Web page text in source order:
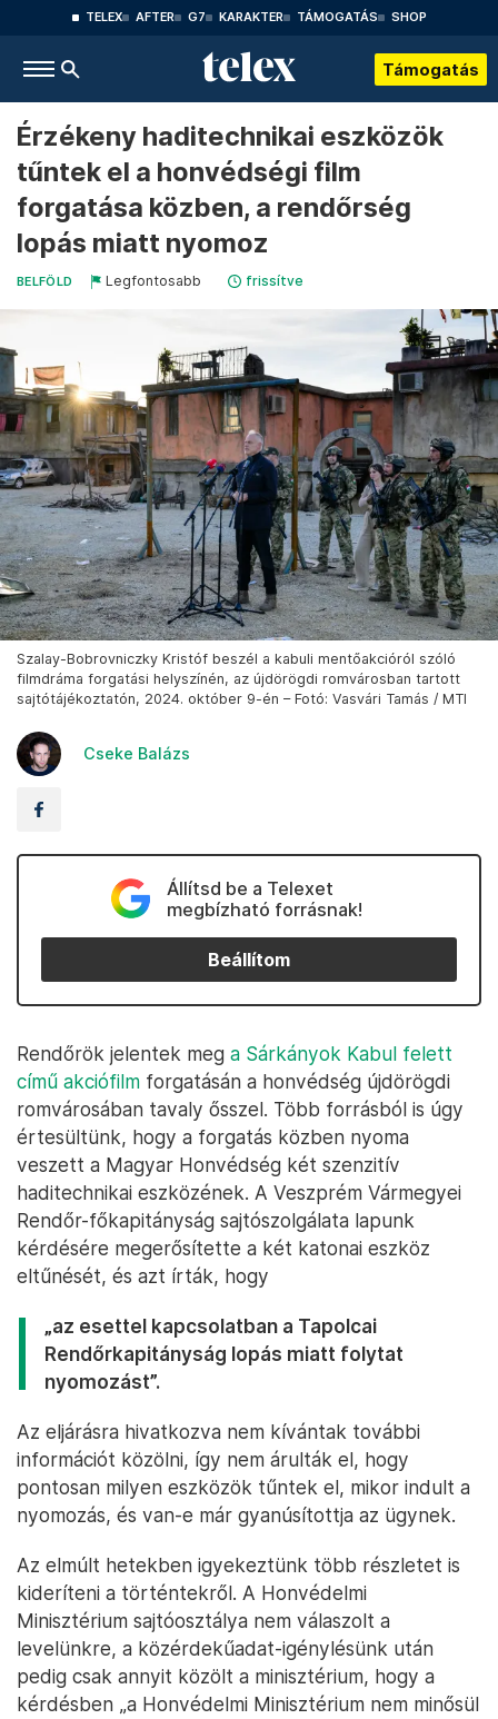
TELEX AFTER G7 KARAKTER TÁMOGATÁS SHOP
Támogatás
Érzékeny haditechnikai eszközök
tűntek el a honvédségi film
forgatása közben, a rendőrség
lopás miatt nyomoz
BELFÖLD Legfontosabb frissítve
Szalay-Bobrovniczky Kristóf beszél a kabuli mentőakcióról szóló
filmdráma forgatási helyszínén, az újdörögdi romvárosban tartott
sajtótájékoztatón, 2024. október 9-én – Fotó: Vasvári Tamás / MTI
Cseke Balázs
Állítsd be a Telexet
megbízható forrásnak!
Beállítom
Rendőrök jelentek meg a Sárkányok Kabul felett
című akciófilm forgatásán a honvédség újdörögdi
romvárosában tavaly ősszel. Több forrásból is úgy
értesültünk, hogy a forgatás közben nyoma
veszett a Magyar Honvédség két szenzitív
haditechnikai eszközének. A Veszprém Vármegyei
Rendőr-főkapitányság sajtószolgálata lapunk
kérdésére megerősítette a két katonai eszköz
eltűnését, és azt írták, hogy
„az esettel kapcsolatban a Tapolcai
Rendőrkapitányság lopás miatt folytat
nyomozást”.
Az eljárásra hivatkozva nem kívántak további
információt közölni, így nem árulták el, hogy
pontosan milyen eszközök tűntek el, mikor indult a
nyomozás, és van-e már gyanúsítottja az ügynek.
Az elmúlt hetekben igyekeztünk több részletet is
kideríteni a történtekről. A Honvédelmi
Minisztérium sajtóosztálya nem válaszolt a
levelünkre, a közérdekűadat-igénylésünk után
pedig csak annyit közölt a minisztérium, hogy a
kérdésben „a Honvédelmi Minisztérium nem minősül